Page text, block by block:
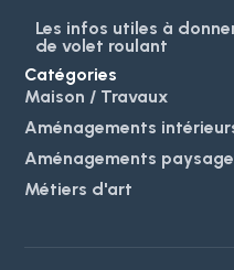
Les infos utiles à
de volet roulant
Catégories
Maison / Travaux
Aménagements
Aménagements
Métiers d'art